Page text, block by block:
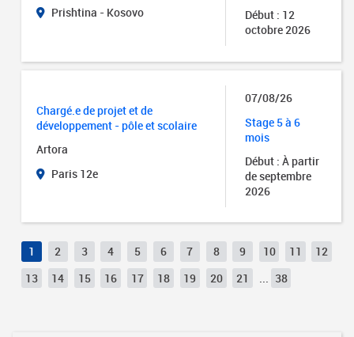
Prishtina - Kosovo
Début : 12
octobre 2026
Chargé.e de projet et de
développement - pôle et scolaire
Artora
Paris 12e
07/08/26
Stage 5 à 6
mois
Début : À partir
de septembre
2026
1 2 3 4 5 6 7 8 9 10 11
12
13
14 15 16 17 18 19 20 21 38